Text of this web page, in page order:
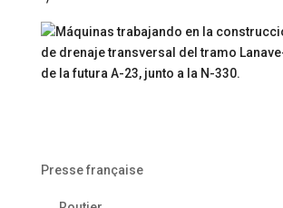
Presse française